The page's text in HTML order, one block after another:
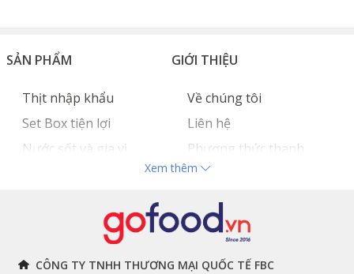
SẢN PHẨM
Thịt nhập khẩu
Set Box tiện lợi
Nước sốt và gia vị
GIỚI THIỆU
Về chúng tôi
Liên hệ
Phương thức thanh
toán
Tuyển dụng
THÔNG TIN THEO DÕI NGAY
Xem thêm
CÔNG TY TNHH THƯƠNG MẠI QUỐC TẾ FBC